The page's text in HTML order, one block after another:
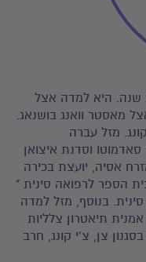
מזל מרציאנו עוסקת בטאי - צ'י מזה 18 שנה. היא למדה אצל
מאסטר וואנג בושנאג.
מזל עברה
וסדנת איצואן
אסיה, יועצת בכירה
הספר לרפואה סינית "
בנוסף, מזל למדה
תיאטרון צלליות
בסגנון צן, צ'י קונג, חרב